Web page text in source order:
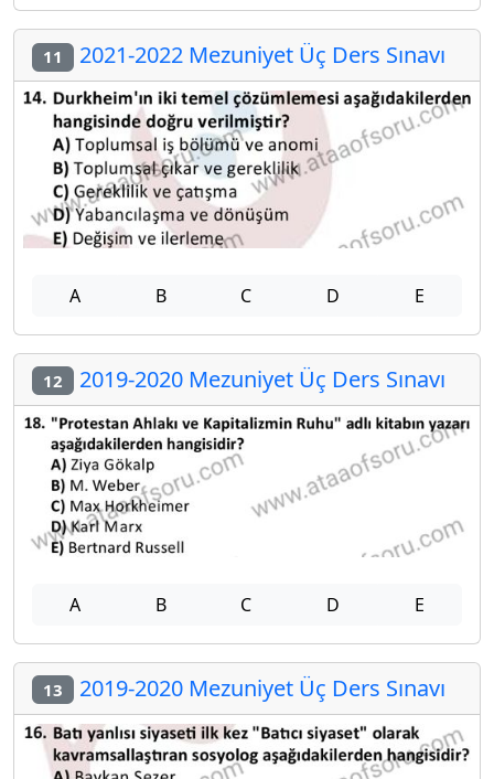
11 2021-2022 Mezuniyet Üç Ders Sınavı
A B C D E
12 2019-2020 Mezuniyet Üç Ders Sınavı
A B C D E
13 2019-2020 Mezuniyet Üç Ders Sınavı